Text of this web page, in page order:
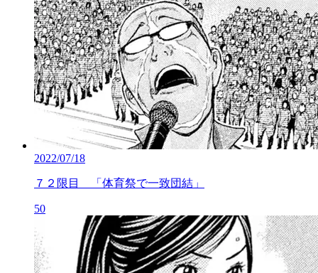
2022/07/18
７２限目 「体育祭で一致団結」
50